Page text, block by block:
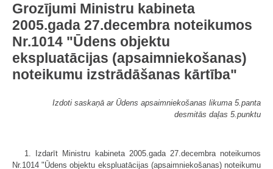
Grozījumi Ministru kabineta
2005.gada 27.decembra noteikumos
Nr.1014 "Ūdens objektu
ekspluatācijas (apsaimniekošanas)
noteikumu izstrādāšanas kārtība"
Izdoti saskaņā ar Ūdens apsaimniekošanas likuma 5.panta
desmitās daļas 5.punktu
1. Izdarīt Ministru kabineta 2005.gada 27.decembra noteikumos
Nr.1014 "Ūdens objektu ekspluatācijas (apsaimniekošanas) noteikumu